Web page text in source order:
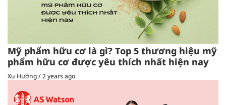
Mỹ phẩm hữu cơ là gì? Top 5 thương hiệu mỹ
phẩm hữu cơ được yêu thích nhất hiện nay
Xu Hướng/2 years ago